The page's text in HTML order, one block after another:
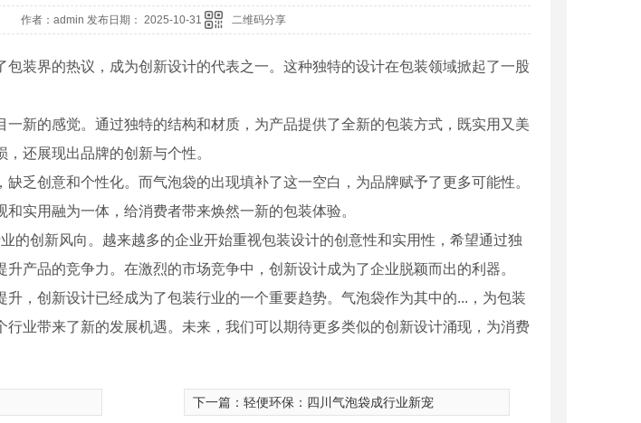
作者：admin 发布日期： 2025-10-31 二维码分享
包装界的热议，成为创新设计的代表之一。这种独特的设计在包装领域掀起了一股
一新的感觉。通过独特的结构和材质，为产品提供了全新的包装方式，既实用又美
还展现出品牌的创新与个性。
乏创意和个性化。而气泡袋的出现填补了这一空白，为品牌赋予了更多可能性。
实用融为一体，给消费者带来焕然一新的包装体验。
的创新风向。越来越多的企业开始重视包装设计的创意性和实用性，希望通过独
产品的竞争力。在激烈的市场竞争中，创新设计成为了企业脱颖而出的利器。
升，创新设计已经成为了包装行业的一个重要趋势。气泡袋作为其中的...，为包装
行业带来了新的发展机遇。未来，我们可以期待更多类似的创新设计涌现，为消费
下一篇： 轻便环保：四川气泡袋成行业新宠